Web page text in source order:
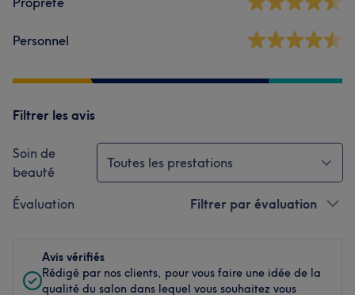
Personnel
Filtrer les avis
Soin de
beauté
Toutes les prestations
Évaluation Filtrer par évaluation
Avis vérifiés
Rédigé par nos clients, pour vous faire une idée de la
qualité du salon dans lequel vous souhaitez vous